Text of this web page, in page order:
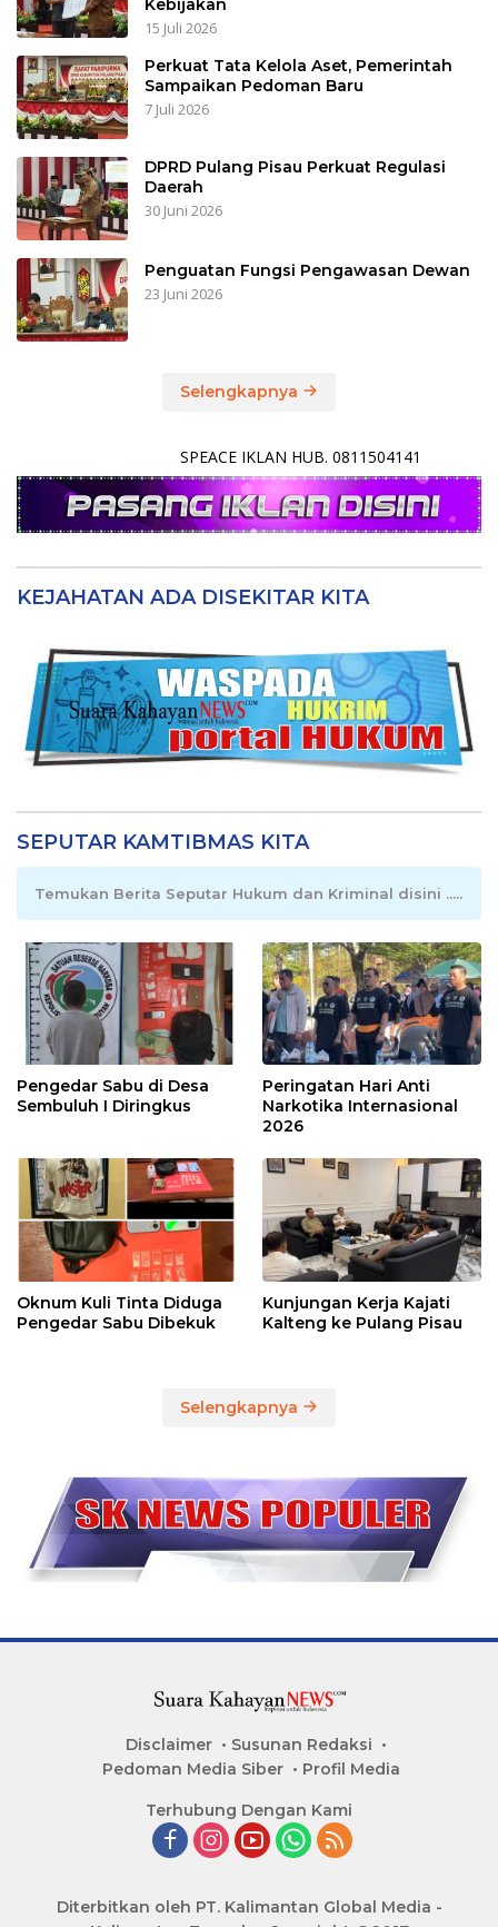
Kebijakan
15 Juli 2026
Perkuat Tata Kelola Aset, Pemerintah
Sampaikan Pedoman Baru
7 Juli 2026
DPRD Pulang Pisau Perkuat Regulasi
Daerah
30 Juni 2026
Penguatan Fungsi Pengawasan Dewan
23 Juni 2026
Selengkapnya
SPEACE IKLAN HUB. 0811504141
KEJAHATAN ADA DISEKITAR KITA
SEPUTAR KAMTIBMAS KITA
Temukan Berita Seputar Hukum dan Kriminal disini .....
Pengedar Sabu di Desa
Sembuluh I Diringkus
Peringatan Hari Anti
Narkotika Internasional
2026
Oknum Kuli Tinta Diduga
Pengedar Sabu Dibekuk
Kunjungan Kerja Kajati
Kalteng ke Pulang Pisau
Selengkapnya
Disclaimer
Susunan Redaksi
Pedoman Media Siber
Profil Media
Terhubung Dengan Kami
Diterbitkan oleh PT. Kalimantan Global Media -